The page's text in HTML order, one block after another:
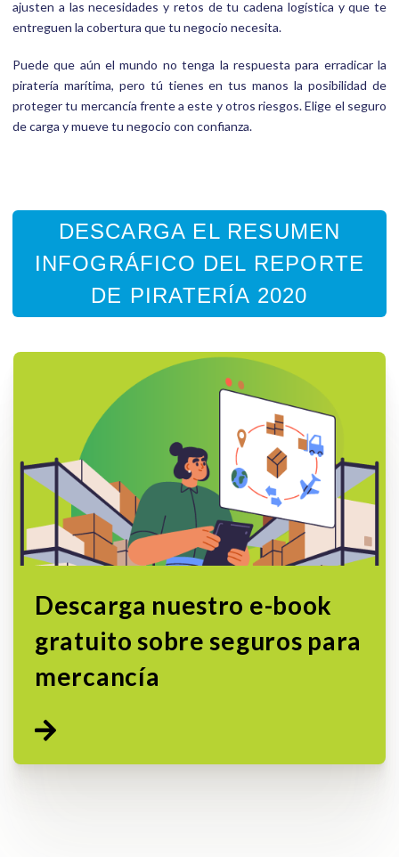
ajusten a las necesidades y retos de tu cadena logística y que te
entreguen la cobertura que tu negocio necesita.
Puede que aún el mundo no tenga la respuesta para erradicar la
piratería marítima, pero tú tienes en tus manos la posibilidad de
proteger tu mercancía frente a este y otros riesgos. Elige el seguro
de carga y mueve tu negocio con confianza.
DESCARGA EL RESUMEN
INFOGRÁFICO DEL REPORTE
DE PIRATERÍA 2020
Descarga nuestro e-book
gratuito sobre seguros para
mercancía